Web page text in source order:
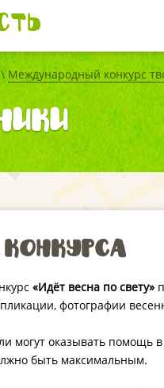
\Международный конкурс
«Идёт весна по свету»
фотографии
могут оказывать помощь
быть максимальным.